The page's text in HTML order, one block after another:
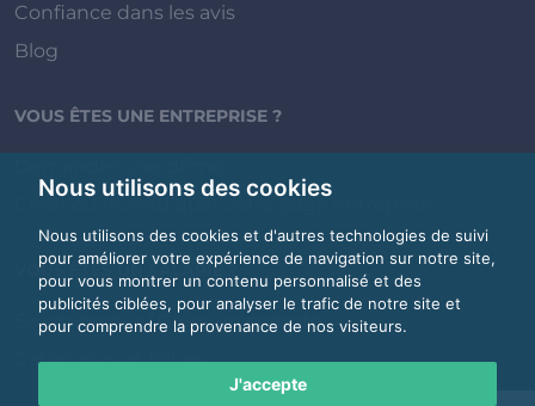
Nous utilisons des cookies
Nous utilisons des cookies et d'autres technologies de suivi
pour améliorer votre expérience de navigation sur notre site,
pour vous montrer un contenu personnalisé et des
publicités ciblées, pour analyser le trafic de notre site et
pour comprendre la provenance de nos visiteurs.
J'accepte
Confiance dans les avis
Blog
VOUS ÊTES UNE ENTREPRISE ?
Créer ou revendiquer votre page entreprise
VOUS ÊTES UN SALARIÉ ?
Se connecter / Créer un compte
Catégories et fiches